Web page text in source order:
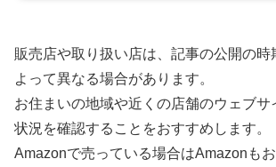
販売店や取り扱い店は、記事の公開の時
よって異なる場合があります。
お住まいの地域や近くの店舗のウェブサ
状況を確認することをおすすめします。
Amazonで売っている場合はAmazonもお